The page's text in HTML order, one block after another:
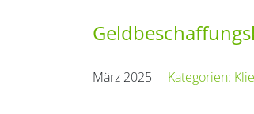
März 2025 Kategorien: